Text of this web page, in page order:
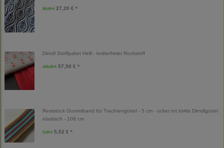
32,00 € 27,20 € *
Dirndl Stoffpaket Helli - knitterfreier Rockstoff
115,00 € 57,50 € *
Reststück Gummiband für Trachtengürtel - 5 cm - ocker rot türkis Dirndlgürtel
elastisch - 108 cm
9,20 € 5,52 € *